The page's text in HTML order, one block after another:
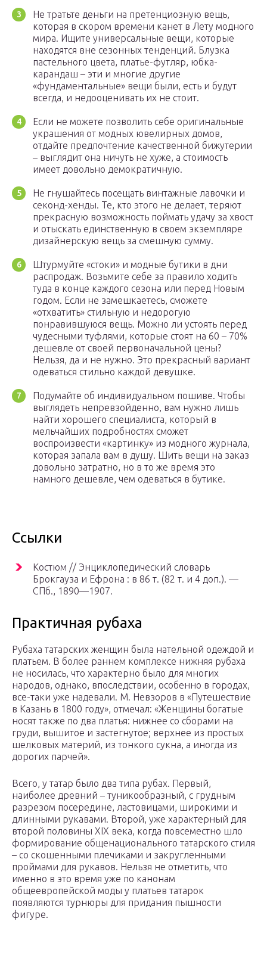
Не тратьте деньги на претенциозную вещь,
которая в скором времени канет в Лету модного
мира. Ищите универсальные вещи, которые
находятся вне сезонных тенденций. Блузка
пастельного цвета, платье-футляр, юбка-
карандаш – эти и многие другие
«фундаментальные» вещи были, есть и будут
всегда, и недооценивать их не стоит.
Если не можете позволить себе оригинальные
украшения от модных ювелирных домов,
отдайте предпочтение качественной бижутерии
– выглядит она ничуть не хуже, а стоимость
имеет довольно демократичную.
Не гнушайтесь посещать винтажные лавочки и
секонд-хенды. Те, кто этого не делает, теряют
прекрасную возможность поймать удачу за хвост
и отыскать единственную в своем экземпляре
дизайнерскую вещь за смешную сумму.
Штурмуйте «стоки» и модные бутики в дни
распродаж. Возьмите себе за правило ходить
туда в конце каждого сезона или перед Новым
годом. Если не замешкаетесь, сможете
«отхватить» стильную и недорогую
понравившуюся вещь. Можно ли устоять перед
чудесными туфлями, которые стоят на 60 – 70%
дешевле от своей первоначальной цены?
Нельзя, да и не нужно. Это прекрасный вариант
одеваться стильно каждой девушке.
Подумайте об индивидуальном пошиве. Чтобы
выглядеть непревзойденно, вам нужно лишь
найти хорошего специалиста, который в
мельчайших подробностях сможет
воспроизвести «картинку» из модного журнала,
которая запала вам в душу. Шить вещи на заказ
довольно затратно, но в то же время это
намного дешевле, чем одеваться в бутике.
Ссылки
Костюм // Энциклопедический словарь
Брокгауза и Ефрона : в 86 т. (82 т. и 4 доп.). —
СПб., 1890—1907.
Практичная рубаха
Рубаха татарских женщин была нательной одеждой и
платьем. В более раннем комплексе нижняя рубаха
не носилась, что характерно было для многих
народов, однако, впоследствии, особенно в городах,
все-таки уже надевали. М. Невзоров в «Путешествие
в Казань в 1800 году», отмечал: «Женщины богатые
носят также по два платья: нижнее со сборами на
груди, вышитое и застегнутое; верхнее из простых
шелковых материй, из тонкого сукна, а иногда из
дорогих парчей».
Всего, у татар было два типа рубах. Первый,
наиболее древний – туникообразный, с грудным
разрезом посередине, ластовицами, широкими и
длинными рукавами. Второй, уже характерный для
второй половины XIX века, когда повсеместно шло
формирование общенационального татарского стиля
– со скошенными плечиками и закругленными
проймами для рукавов. Нельзя не отметить, что
именно в это время уже по канонам
общеевропейской моды у платьев татарок
появляются турнюры для придания пышности
фигуре.